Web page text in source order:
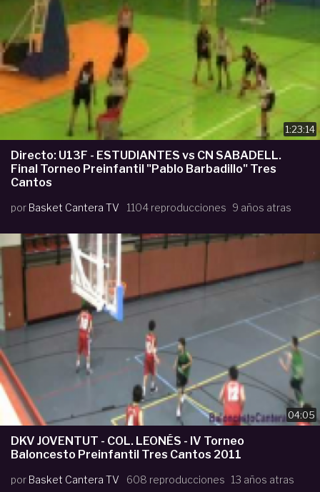
1:23:14
Directo: U13F - ESTUDIANTES vs CN SABADELL.
Final Torneo Preinfantil "Pablo Barbadillo" Tres
Cantos
por Basket Cantera TV 1104 reproducciones 9 años atras
04:05
DKV JOVENTUT - COL. LEONÉS - IV Torneo
Baloncesto Preinfantil Tres Cantos 2011
por Basket Cantera TV 608 reproducciones 13 años atras